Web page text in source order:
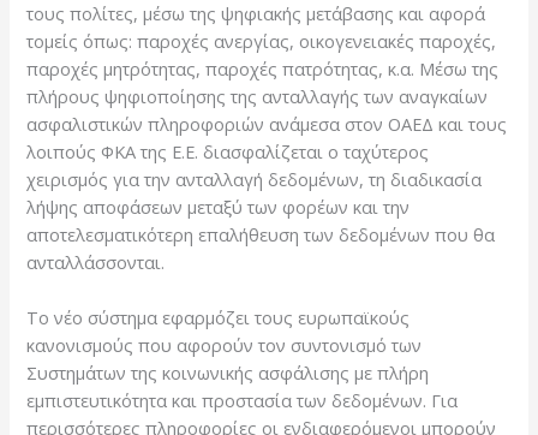
τους πολίτες, μέσω της ψηφιακής μετάβασης και αφορά
τομείς όπως: παροχές ανεργίας, οικογενειακές παροχές,
παροχές μητρότητας, παροχές πατρότητας, κ.α. Μέσω της
πλήρους ψηφιοποίησης της ανταλλαγής των αναγκαίων
ασφαλιστικών πληροφοριών ανάμεσα στον ΟΑΕΔ και τους
λοιπούς ΦΚΑ της Ε.Ε. διασφαλίζεται ο ταχύτερος
χειρισμός για την ανταλλαγή δεδομένων, τη διαδικασία
λήψης αποφάσεων μεταξύ των φορέων και την
αποτελεσματικότερη επαλήθευση των δεδομένων που θα
ανταλλάσσονται.
Το νέο σύστημα εφαρμόζει τους ευρωπαϊκούς
κανονισμούς που αφορούν τον συντονισμό των
Συστημάτων της κοινωνικής ασφάλισης με πλήρη
εμπιστευτικότητα και προστασία των δεδομένων. Για
περισσότερες πληροφορίες οι ενδιαφερόμενοι μπορούν